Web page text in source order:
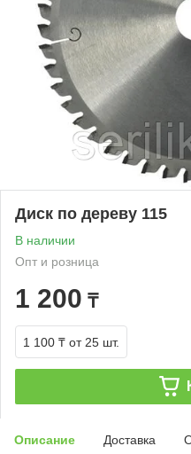
Диск по дереву 115
В наличии
Опт и розница
1 200 ₸
1 100 ₸ от 25 шт.
Описание Доставка